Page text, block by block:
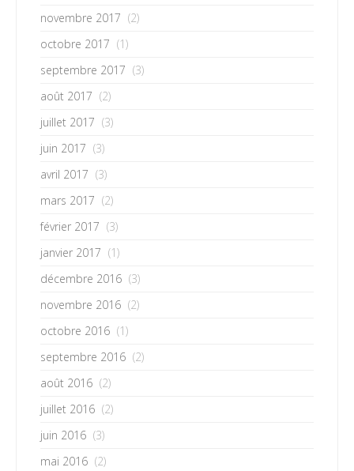
novembre 2017 (2)
octobre 2017 (1)
septembre 2017 (3)
août 2017 (2)
juillet 2017 (3)
juin 2017 (3)
avril 2017 (3)
mars 2017 (2)
février 2017 (3)
janvier 2017 (1)
décembre 2016 (3)
novembre 2016 (2)
octobre 2016 (1)
septembre 2016 (2)
août 2016 (2)
juillet 2016 (2)
juin 2016 (3)
mai 2016 (2)